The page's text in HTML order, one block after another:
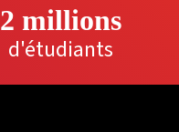
2 millions
d'étudiants